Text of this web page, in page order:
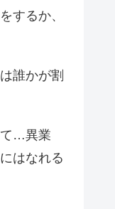
するか、
誰かが割
て…異業
はなれる